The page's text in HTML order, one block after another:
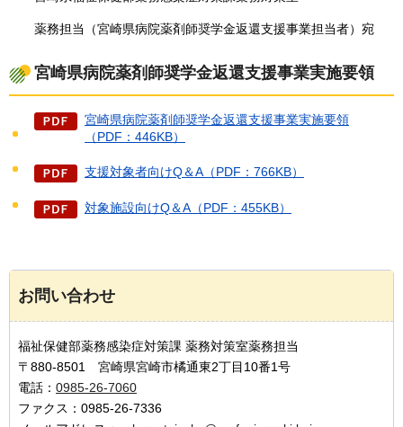
薬務担当（宮崎県病院薬剤師奨学金返還支援事業担当者）宛
宮崎県病院薬剤師奨学金返還支援事業実施要領
宮崎県病院薬剤師奨学金返還支援事業実施要領
（PDF：446KB）
支援対象者向けQ＆A（PDF：766KB）
対象施設向けQ＆A（PDF：455KB）
お問い合わせ
福祉保健部薬務感染症対策課 薬務対策室薬務担当
〒880-8501 宮崎県宮崎市橘通東2丁目10番1号
電話： 0985-26-7060
ファクス：0985-26-7336